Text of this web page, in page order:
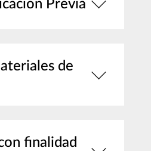
Previa
de
finalidad